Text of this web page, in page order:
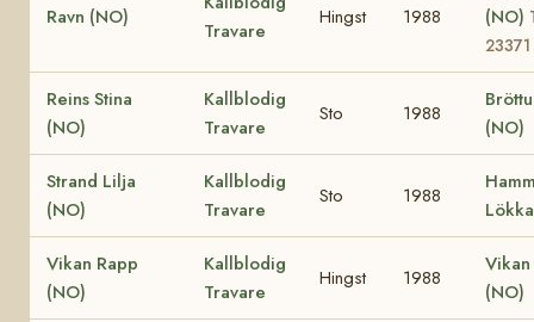
Ravn (NO)
Travare
Hingst 1988
(NO)
23371
Reins Stina
(NO)
Kallblodig
Travare
Sto 1988
(NO)
Strand Lilja
(NO)
Kallblodig
Travare
Sto 1988
Vikan Rapp
(NO)
Kallblodig
Travare
Hingst 1988
(NO)